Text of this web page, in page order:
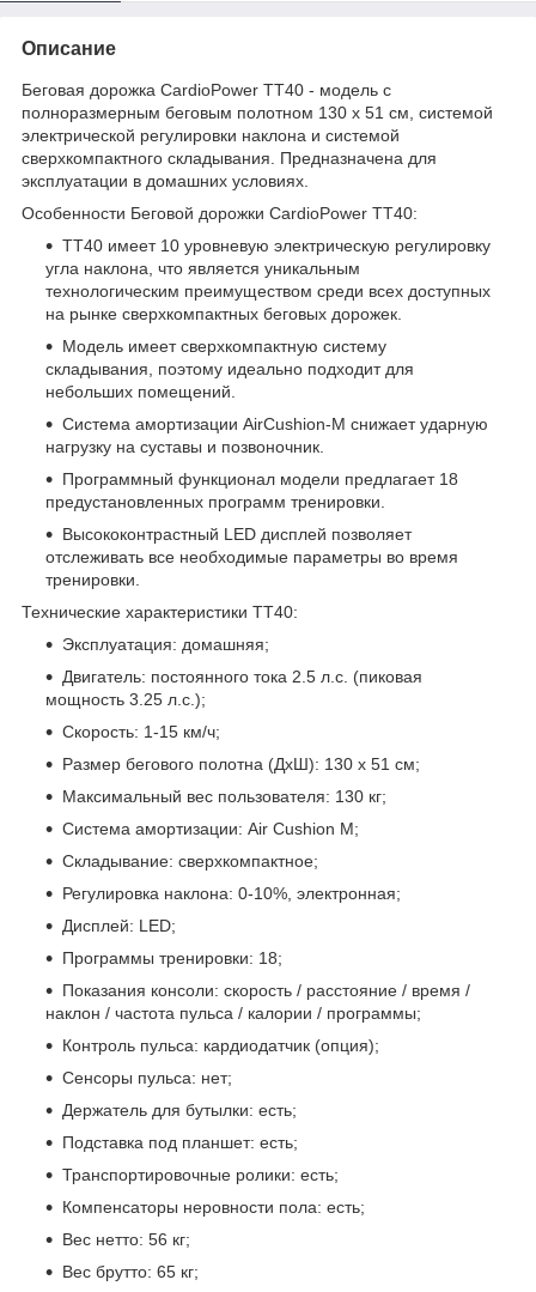
Описание
Беговая дорожка CardioPower TT40 - модель с
полноразмерным беговым полотном 130 х 51 см, системой
электрической регулировки наклона и системой
сверхкомпактного складывания. Предназначена для
эксплуатации в домашних условиях.
Особенности Беговой дорожки CardioPower TT40:
ТТ40 имеет 10 уровневую электрическую регулировку
угла наклона, что является уникальным
технологическим преимуществом среди всех доступных
на рынке сверхкомпактных беговых дорожек.
Модель имеет сверхкомпактную систему
складывания, поэтому идеально подходит для
небольших помещений.
Система амортизации AirCushion-M снижает ударную
нагрузку на суставы и позвоночник.
Программный функционал модели предлагает 18
предустановленных программ тренировки.
Высококонтрастный LED дисплей позволяет
отслеживать все необходимые параметры во время
тренировки.
Технические характеристики TT40:
Эксплуатация: домашняя;
Двигатель: постоянного тока 2.5 л.с. (пиковая
мощность 3.25 л.с.);
Скорость: 1-15 км/ч;
Размер бегового полотна (ДхШ): 130 х 51 см;
Максимальный вес пользователя: 130 кг;
Система амортизации: Air Cushion M;
Складывание: сверхкомпактное;
Регулировка наклона: 0-10%, электронная;
Дисплей: LED;
Программы тренировки: 18;
Показания консоли: скорость / расстояние / время /
наклон / частота пульса / калории / программы;
Контроль пульса: кардиодатчик (опция);
Сенсоры пульса: нет;
Держатель для бутылки: есть;
Подставка под планшет: есть;
Транспортировочные ролики: есть;
Компенсаторы неровности пола: есть;
Вес нетто: 56 кг;
Вес брутто: 65 кг;